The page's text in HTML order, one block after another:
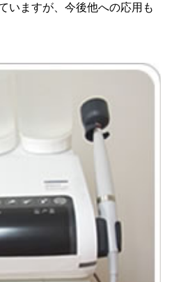
いますが、今後他への応用も